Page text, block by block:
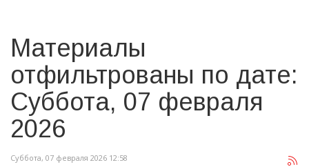
Материалы
отфильтрованы по дате:
Суббота, 07 февраля
2026
Суббота, 07 февраля 2026 12:58